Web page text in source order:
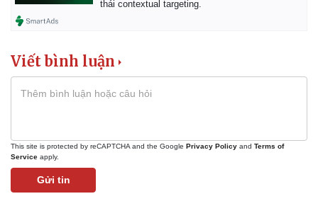
thái contextual targeting.
Viết bình luận
This site is protected by reCAPTCHA and the Google Privacy Policy and Terms of
Service apply.
Gửi tin